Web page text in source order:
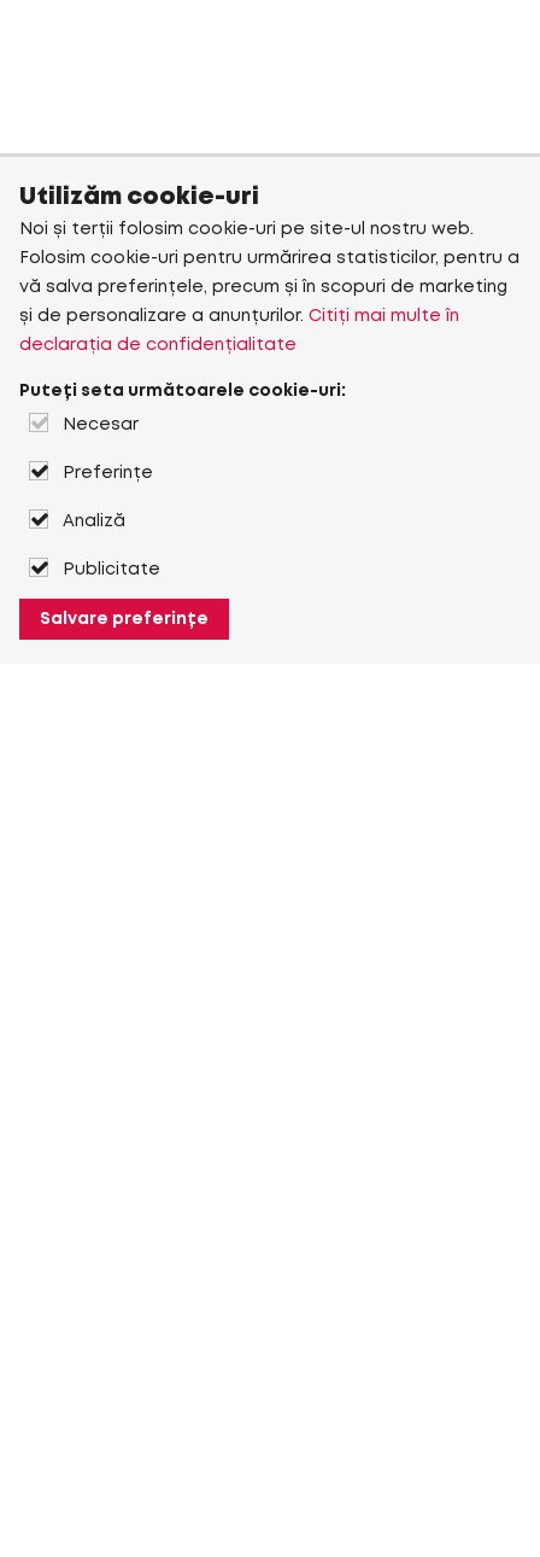
Utilizăm cookie-uri
Noi și terții folosim cookie-uri pe site-ul nostru web.
Folosim cookie-uri pentru urmărirea statisticilor, pentru a
vă salva preferințele, precum și în scopuri de marketing
și de personalizare a anunțurilor. Citiți mai multe în
declarația de confidențialitate
Puteți seta următoarele cookie-uri:
Necesar
Preferințe
Analiză
Publicitate
Salvare preferințe